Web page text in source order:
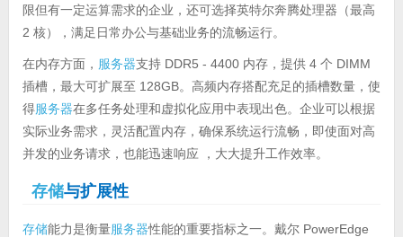
限但有一定运算需求的企业，还可选择英特尔奔腾处理器（最高
2 核），满足日常办公与基础业务的流畅运行。
在内存方面， 服务器支持 DDR5 - 4400 内存，提供 4 个 DIMM
插槽，最大可扩展至 128GB。高频内存搭配充足的插槽数量，使
得服务器在多任务处理和虚拟化应用中表现出色。企业可以根据
实际业务需求，灵活配置内存，确保系统运行流畅，即使面对高
并发的业务请求，也能迅速响应 ，大大提升工作效率。
存储与扩展性
存储能力是衡量服务器性能的重要指标之一。戴尔 PowerEdge